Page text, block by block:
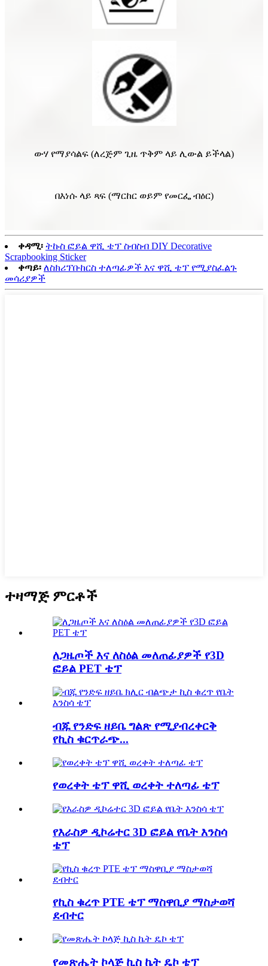
ውሃ የማያሳልፍ (ለረጅም ጊዜ ጥቅም ላይ ሊውል ይችላል)
በእነሱ ላይ ጻፍ (ማርከር ወይም የመርፌ ብዕር)
ቀዳሚ፡ ትኩስ ፎይል ዋሺ ቴፕ ስብስብ DIY Decorative
Scrapbooking Sticker
ቀጣይ፡ ለስክሪፕቡከርስ ተለጣፊዎች እና ዋሺ ቴፕ የሚያስፈልጉ
መሳሪያዎች
ተዛማጅ ምርቶች
ለጋዜጦች እና ለስዕል መለጠፊያዎች የ3D
ፎይል PET ቴፕ
ብጁ የንድፍ ዘይቤ ግልጽ የሚያብረቀርቅ
የኪስ ቁርጥራጭ...
የወረቀት ቴፕ ዋሺ ወረቀት ተለጣፊ ቴፕ
የእራስዎ ዲኮሬተር 3D ፎይል የቤት እንስሳ
ቴፕ
የኪስ ቁረጥ PTE ቴፕ ማስዋቢያ ማስታወሻ
ደብተር
የመጽሔት ኮላጅ ኪስ ኬት ዴኮ ቴፕ